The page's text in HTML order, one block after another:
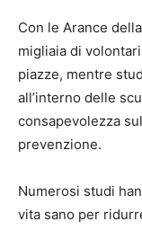
Con le Arance
migliaia di
piazze, mentre
all’interno delle
consapevolezza
prevenzione.
Numerosi studi
vita sano per